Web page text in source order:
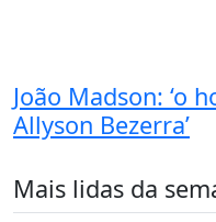
João Madson: ‘o
Allyson Bezerra’
Mais lidas da